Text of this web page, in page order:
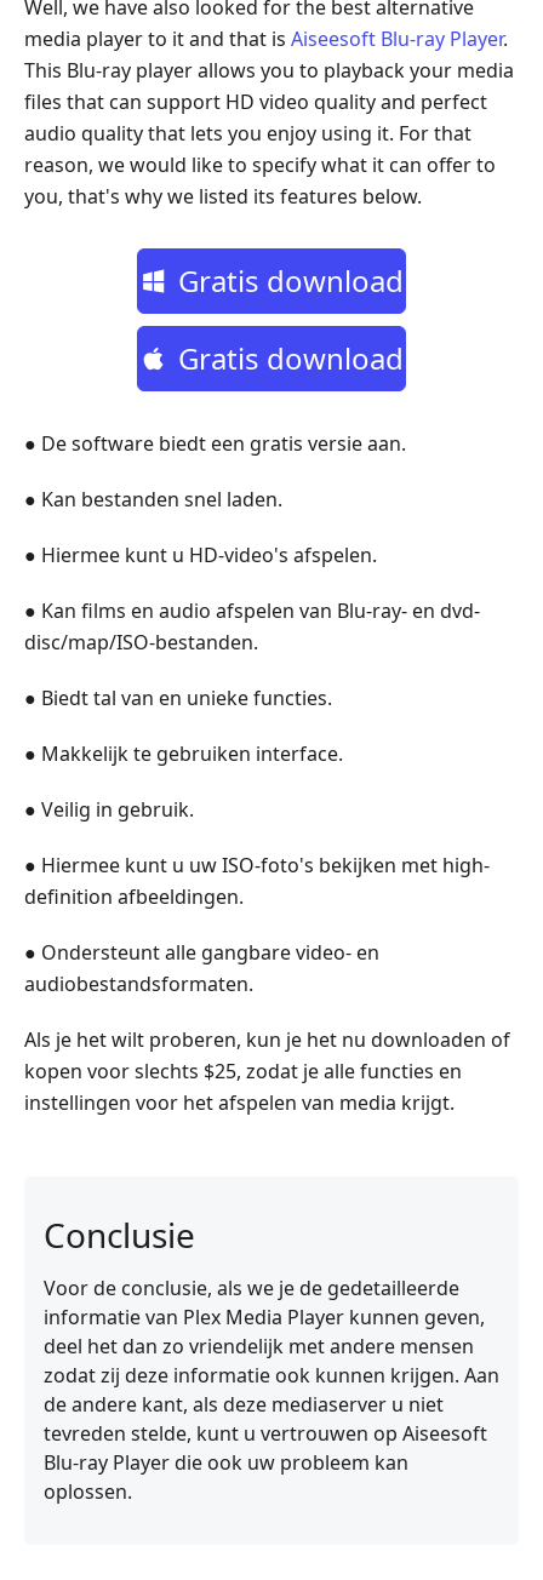
Well, we have also looked for the best alternative
media player to it and that is Aiseesoft Blu-ray Player.
This Blu-ray player allows you to playback your media
files that can support HD video quality and perfect
audio quality that lets you enjoy using it. For that
reason, we would like to specify what it can offer to
you, that's why we listed its features below.
Gratis download
Gratis download
● De software biedt een gratis versie aan.
● Kan bestanden snel laden.
● Hiermee kunt u HD-video's afspelen.
● Kan films en audio afspelen van Blu-ray- en dvd-
disc/map/ISO-bestanden.
● Biedt tal van en unieke functies.
● Makkelijk te gebruiken interface.
● Veilig in gebruik.
● Hiermee kunt u uw ISO-foto's bekijken met high-
definition afbeeldingen.
● Ondersteunt alle gangbare video- en
audiobestandsformaten.
Als je het wilt proberen, kun je het nu downloaden of
kopen voor slechts $25, zodat je alle functies en
instellingen voor het afspelen van media krijgt.
Conclusie
Voor de conclusie, als we je de gedetailleerde
informatie van Plex Media Player kunnen geven,
deel het dan zo vriendelijk met andere mensen
zodat zij deze informatie ook kunnen krijgen. Aan
de andere kant, als deze mediaserver u niet
tevreden stelde, kunt u vertrouwen op Aiseesoft
Blu-ray Player die ook uw probleem kan
oplossen.